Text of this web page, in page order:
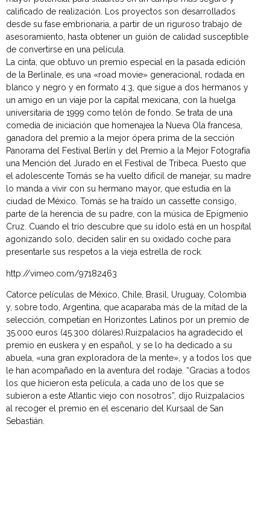
calificado de realización. Los proyectos son desarrollados
desde su fase embrionaria, a partir de un riguroso trabajo de
asesoramiento, hasta obtener un guión de calidad susceptible
de convertirse en una película.
La cinta, que obtuvo un premio especial en la pasada edición
de la Berlinale, es una «road movie» generacional, rodada en
blanco y negro y en formato 4:3, que sigue a dos hermanos y
un amigo en un viaje por la capital mexicana, con la huelga
universitaria de 1999 como telón de fondo. Se trata de una
comedia de iniciación que homenajea la Nueva Ola francesa,
ganadora del premio a la mejor ópera prima de la sección
Panorama del Festival Berlín y del Premio a la Mejor Fotografía
una Mención del Jurado en el Festival de Tribeca. Puesto que
el adolescente Tomás se ha vuelto difícil de manejar, su madre
lo manda a vivir con su hermano mayor, que estudia en la
ciudad de México. Tomás se ha traído un cassette consigo,
parte de la herencia de su padre, con la música de Epigmenio
Cruz. Cuando el trío descubre que su ídolo está en un hospital
agonizando solo, deciden salir en su oxidado coche para
presentarle sus respetos a la vieja estrella de rock.
http://vimeo.com/97182463
Catorce películas de México, Chile, Brasil, Uruguay, Colombia
y, sobre todo, Argentina, que acaparaba más de la mitad de la
selección, competían en Horizontes Latinos por un premio de
35.000 euros (45.300 dólares).Ruizpalacios ha agradecido el
premio en euskera y en español, y se lo ha dedicado a su
abuela, «una gran exploradora de la mente», y a todos los que
le han acompañado en la aventura del rodaje. “Gracias a todos
los que hicieron esta película, a cada uno de los que se
subieron a este Atlantic viejo con nosotros”, dijo Ruizpalacios
al recoger el premio en el escenario del Kursaal de San
Sebastián.